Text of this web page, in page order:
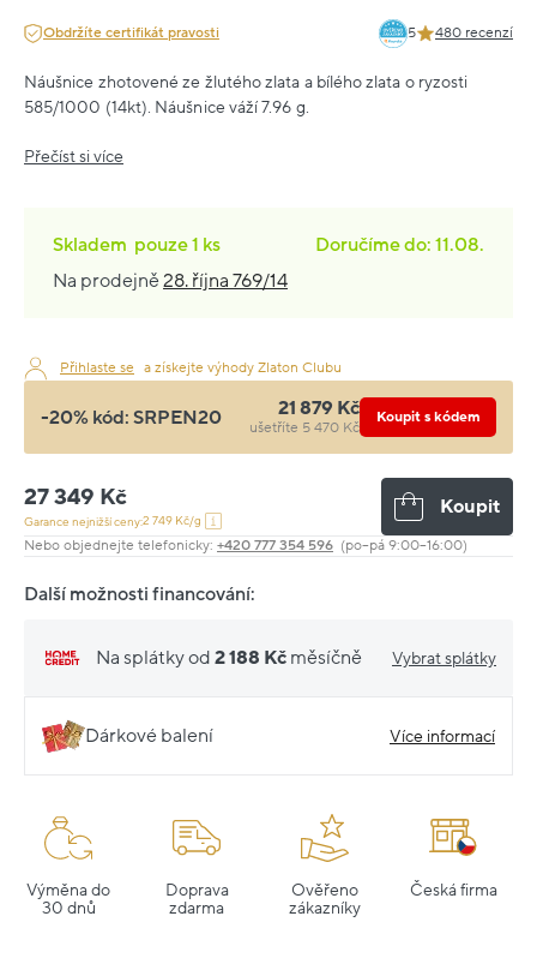
Obdržíte certifikát pravosti 5 480 recenzí
Náušnice zhotovené ze žlutého zlata a bílého zlata o ryzosti
585/1000 (14kt). Náušnice váží 7.96 g.
Přečíst si více
Skladem pouze1 ks
Doručíme do: 11.08.
Na prodejně28. října 769/14
Přihlaste se a získejte výhody Zlaton Clubu
-20% kód: SRPEN20 21 879 Kč
ušetříte 5 470 Kč
Koupit s kódem
27 349 Kč
Garance nejnižší ceny:2 749 Kč/g
Koupit
Nebo objednejte telefonicky: +420 777 354 596 (po–pá 9:00–16:00)
Další možnosti financování:
Na splátky od 2 188 Kč měsíčně Vybrat splátky
Dárkové balení Více informací
Výměna do
30 dnů
Doprava
zdarma
Ověřeno
zákazníky
Česká firma